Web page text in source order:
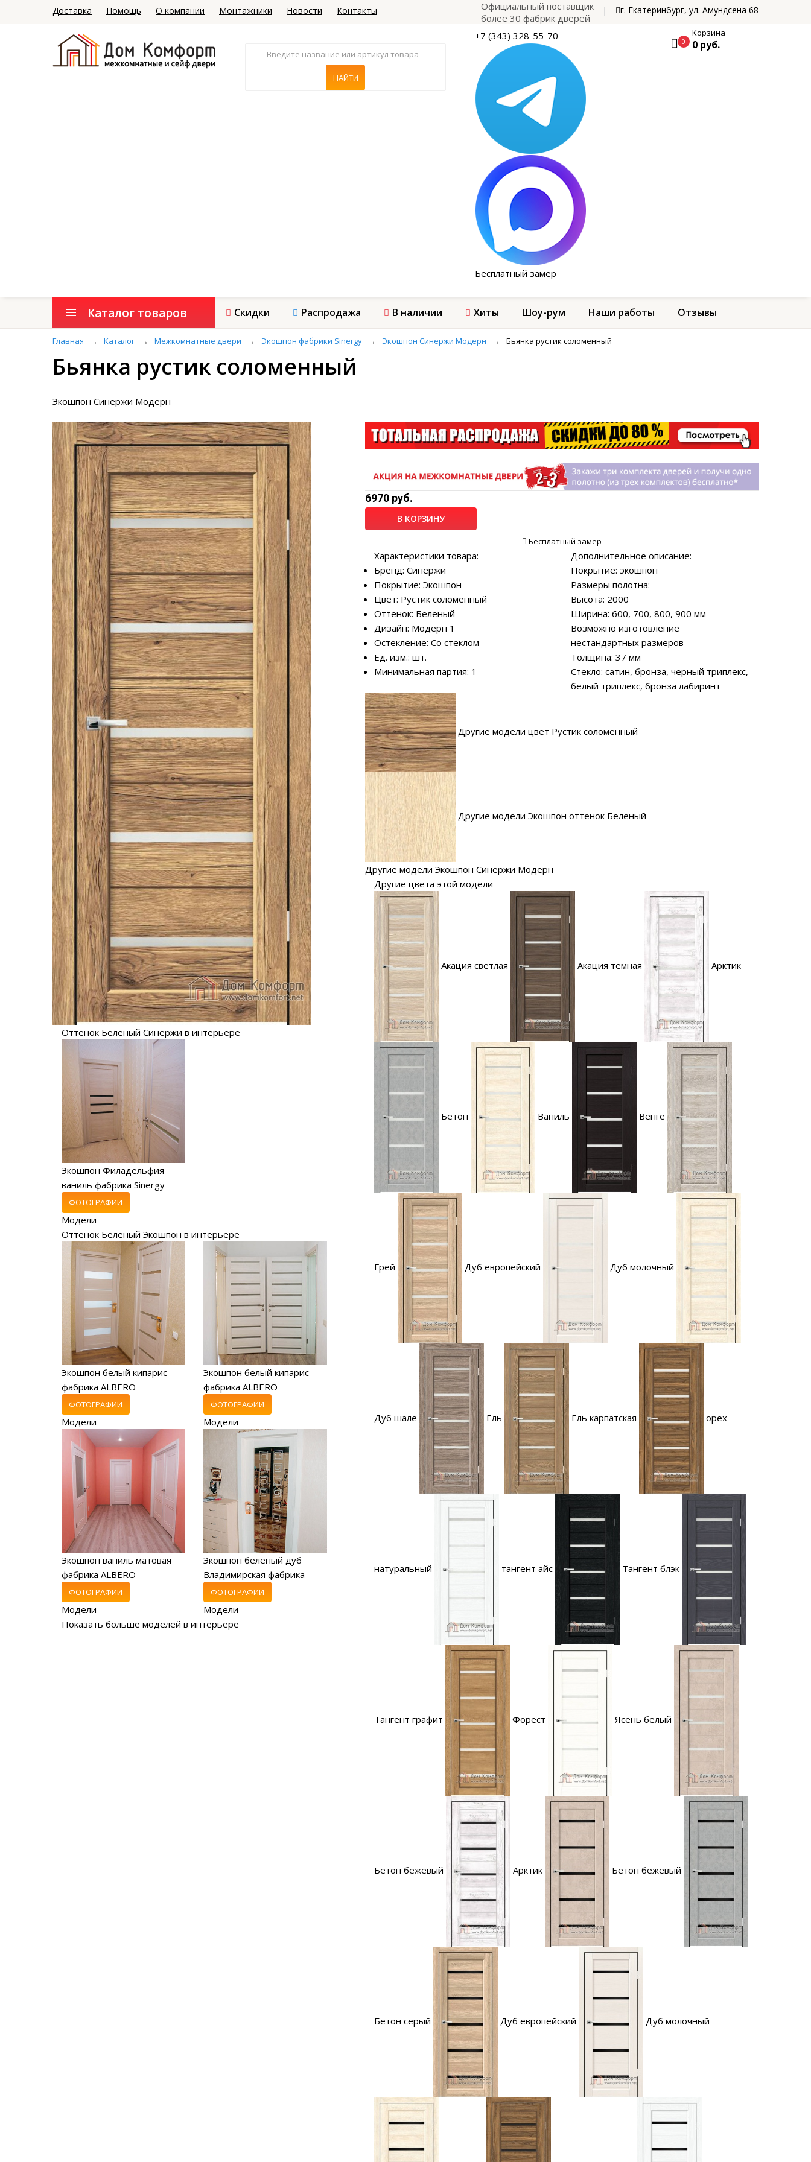
Доставка Помощь О компании Монтажники Новости Контакты
Официальный поставщик
более 30 фабрик дверей
г. Екатеринбург, ул. Амундсена 68
+7 (343) 328-55-70
Бесплатный замер
0
Корзина
0 руб.
Каталог товаров Скидки Распродажа В наличии Хиты Шоу-рум Наши работы Отзывы
Главная → Каталог → Межкомнатные двери → Экошпон фабрики Sinergy → Экошпон Синержи Модерн → Бьянка рустик соломенный
Бьянка рустик соломенный
Экошпон Синержи Модерн
Оттенок Беленый Синержи в интерьере
Экошпон Филадельфия
ваниль фабрика Sinergy
ФОТОГРАФИИ
Модели
Оттенок Беленый Экошпон в интерьере
Экошпон белый кипарис
фабрика ALBERO
ФОТОГРАФИИ
Модели
Экошпон белый кипарис
фабрика ALBERO
ФОТОГРАФИИ
Модели
Экошпон ваниль матовая
фабрика ALBERO
ФОТОГРАФИИ
Модели
Экошпон беленый дуб
Владимирская фабрика
ФОТОГРАФИИ
Модели
Показать больше моделей в интерьере
6970 руб.
В КОРЗИНУ
Бесплатный замер
Характеристики товара:
Бренд: Синержи
Покрытие: Экошпон
Цвет: Рустик соломенный
Оттенок: Беленый
Дизайн: Модерн 1
Остекление: Со стеклом
Ед. изм.: шт.
Минимальная партия: 1
Дополнительное описание:
Покрытие: экошпон
Размеры полотна:
Высота: 2000
Ширина: 600, 700, 800, 900 мм
Возможно изготовление
нестандартных размеров
Толщина: 37 мм
Стекло: сатин, бронза, черный триплекс,
белый триплекс, бронза лабиринт
Другие модели цвет Рустик соломенный
Другие модели Экошпон оттенок Беленый
Другие модели Экошпон Синержи Модерн
Другие цвета этой модели
Акация светлая Акация темная Арктик
Бетон Ваниль Венге
Грей Дуб европейский Дуб молочный
Дуб шале Ель Ель карпатская орех
натуральный тангент айс Тангент блэк
Тангент графит Форест Ясень белый
Бетон бежевый Арктик Бетон бежевый
Бетон серый Дуб европейский Дуб молочный